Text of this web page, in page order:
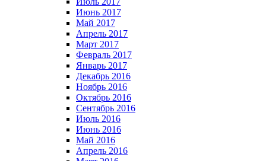
Июнь 2017
Май 2017
Апрель 2017
Март 2017
Февраль 2017
Январь 2017
Декабрь 2016
Ноябрь 2016
Октябрь 2016
Сентябрь 2016
Июль 2016
Июнь 2016
Май 2016
Апрель 2016